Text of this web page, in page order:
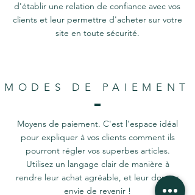
d'établir une relation de confiance avec vos
clients et leur permettre d'acheter sur votre
site en toute sécurité.
MODES DE PAIEMENT
Moyens de paiement. C'est l'espace idéal
pour expliquer à vos clients comment ils
pourront régler vos superbes articles.
Utilisez un langage clair de manière à
rendre leur achat agréable, et leur donner
envie de revenir !